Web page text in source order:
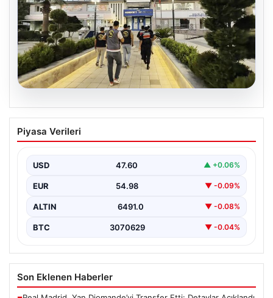
Menderes Belediyesi Hakkında
Soruşturmada Firari Başkan Yardımcısı
İzmir’de Menderes Belediyesi’ne yönelik
olarak aranan Belediye Başkan Yardımcısı…
Piyasa Verileri
USD 47.60 ▲ +0.06%
EUR 54.98 ▼ -0.09%
ALTIN 6491.0 ▼ -0.08%
BTC 3070629 ▼ -0.04%
Son Eklenen Haberler